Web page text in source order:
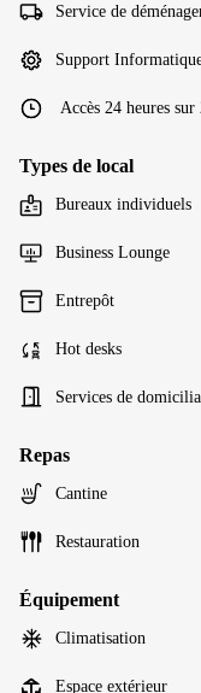
Service de
Support
Accès 24 heures sur
Types de local
Bureaux individuels
Business Lounge
Entrepôt
Hot desks
Services de
Repas
Cantine
Restauration
Équipement
Climatisation
Espace extérieur